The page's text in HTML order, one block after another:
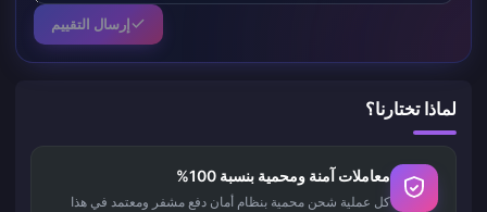
إرسال التقييم
لماذا تختارنا؟
معاملات آمنة ومحمية بنسبة 100%
كل عملية شحن محمية بنظام أمان دفع مشفر ومعتمد في هذا